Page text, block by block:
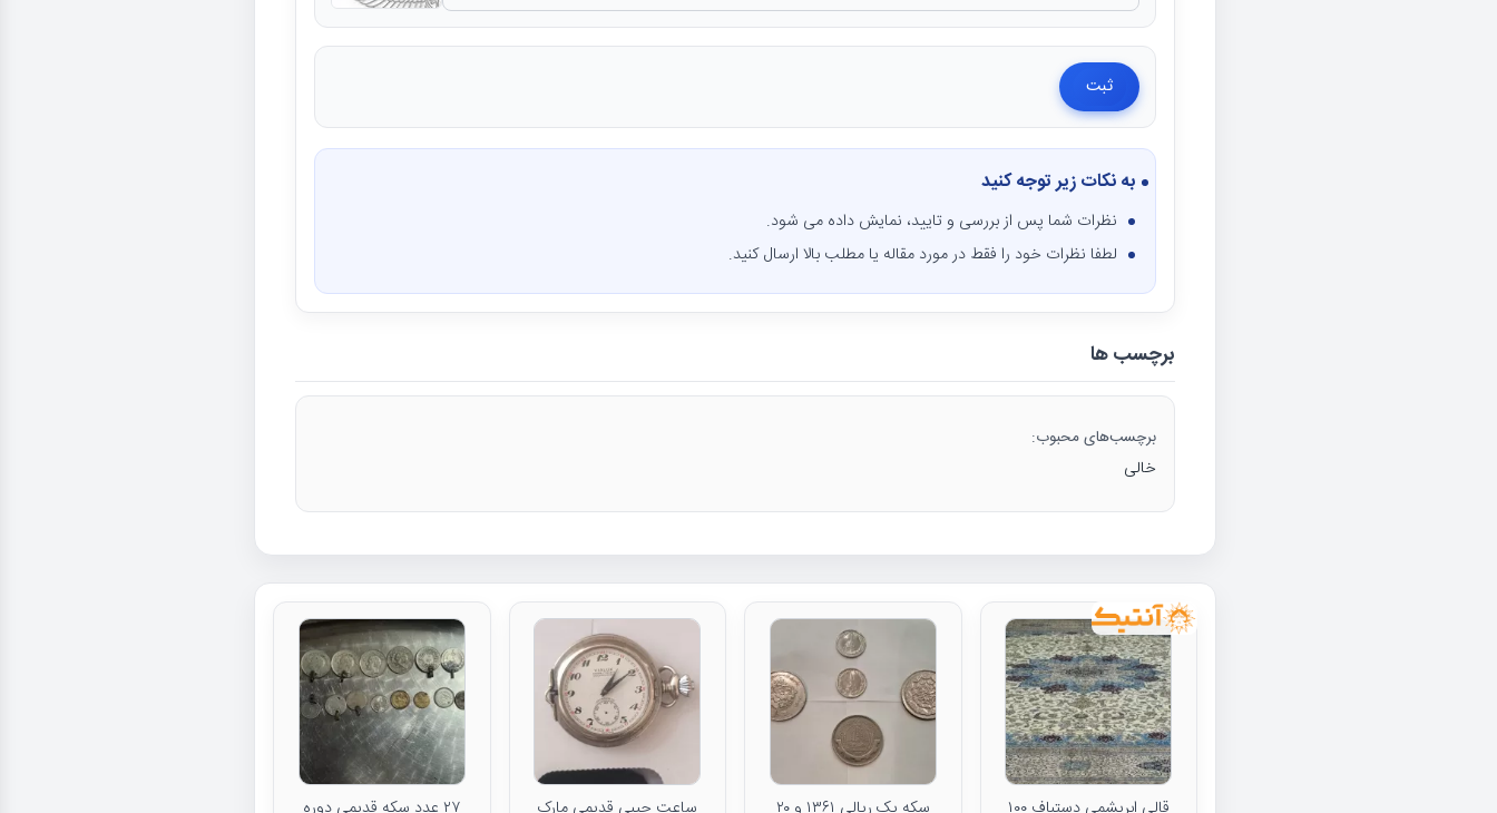
به نکات زیر توجه کنید
نظرات شما پس از بررسی و تایید، نمایش داده می شود.
لطفا نظرات خود را فقط در مورد مقاله یا مطلب بالا ارسال کنید.
برچسب ها
برچسب‌های محبوب:
خالی